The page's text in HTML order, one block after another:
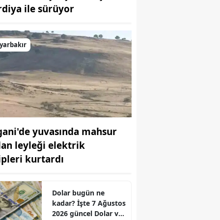
Bilecik
Bingöl
Bitlis
Bolu
Burdur
Bursa
Çanakkale
Çankırı
Denizli
Diyarbakır
ile sürüyor
yuvasında mahsur
leyleği elektrik
kurtardı
Dolar bugün ne
kadar? İşte 7 Ağustos
2026 güncel Dolar ve